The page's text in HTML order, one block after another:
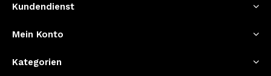
Kundendienst
Mein Konto
Kategorien